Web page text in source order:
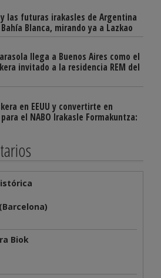
las futuras irakasles de Argentina
Blanca, mirando ya a Lazkao
llega a Buenos Aires como el
invitado a la residencia REM del
en EEUU y convertirte en
el NABO Irakasle Formakuntza:
Biok